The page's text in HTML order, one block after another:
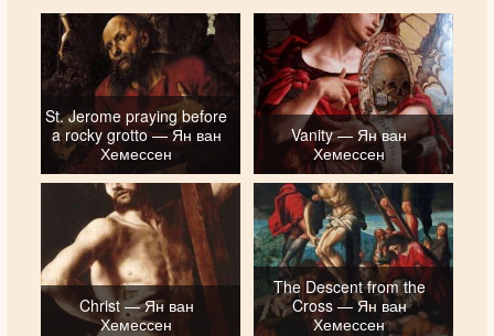
St. Jerome praying before
a rocky grotto — Ян ван
Хемессен
Vanity — Ян ван
Хемессен
Christ — Ян ван
Хемессен
The Descent from the
Cross — Ян ван
Хемессен